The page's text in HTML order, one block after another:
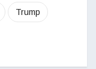
Trump